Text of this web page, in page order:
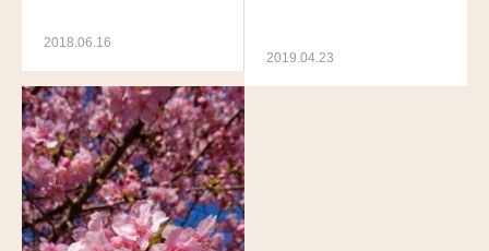
2018.06.16
2019.04.23